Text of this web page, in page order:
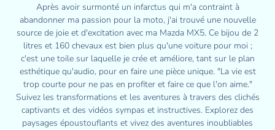
Après avoir surmonté un infarctus qui m'a contraint à
abandonner ma passion pour la moto, j'ai trouvé une nouvelle
source de joie et d'excitation avec ma Mazda MX5. Ce bijou de 2
litres et 160 chevaux est bien plus qu'une voiture pour moi ;
c'est une toile sur laquelle je crée et améliore, tant sur le plan
esthétique qu'audio, pour en faire une pièce unique. "La vie est
trop courte pour ne pas en profiter et faire ce que l'on aime."
Suivez les transformations et les aventures à travers des clichés
captivants et des vidéos sympas et instructives. Explorez des
paysages époustouflants et vivez des aventures inoubliables